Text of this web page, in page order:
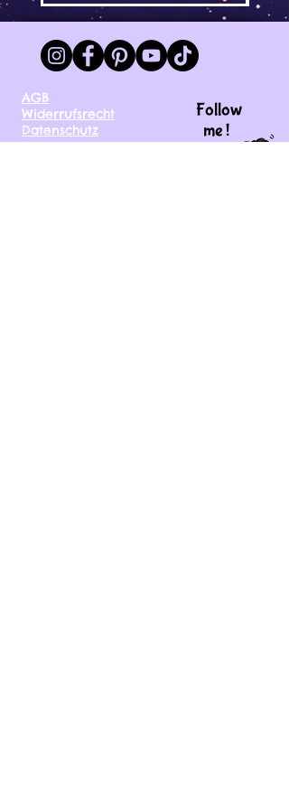
AGB
Widerrufsrecht
Datenschutz
Impressum
Follow
me !